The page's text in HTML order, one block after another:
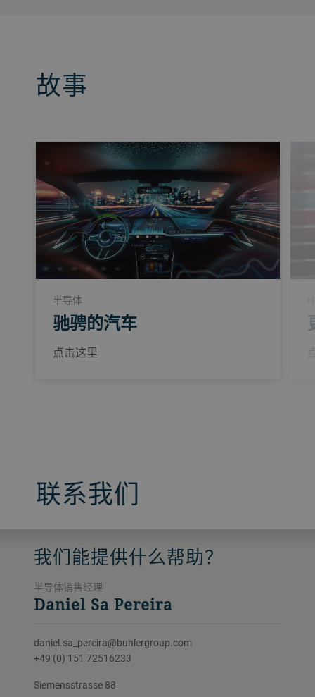
故事
半导体
驰骋的汽车
点击这里
联系我们
我们能提供什么帮助？
半导体销售经理
Daniel Sa Pereira
daniel.sa_pereira@buhlergroup.com
+49 (0) 151 72516233
Siemensstrasse 88